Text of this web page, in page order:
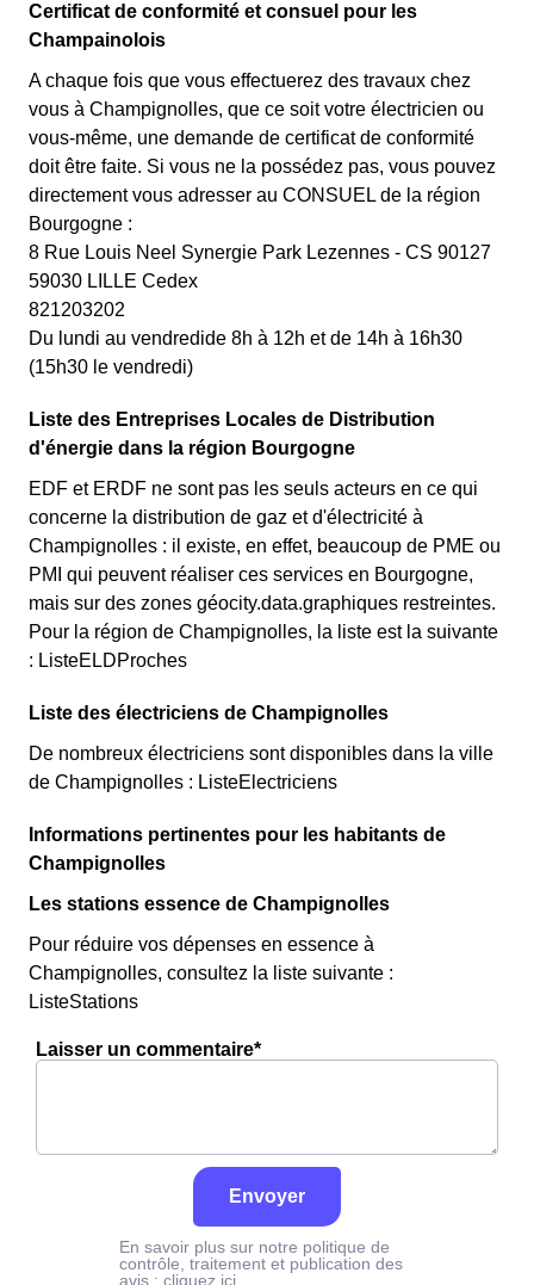
Certificat de conformité et consuel pour les
Champainolois
A chaque fois que vous effectuerez des travaux chez
vous à Champignolles, que ce soit votre électricien ou
vous-même, une demande de certificat de conformité
doit être faite. Si vous ne la possédez pas, vous pouvez
directement vous adresser au CONSUEL de la région
Bourgogne :
8 Rue Louis Neel Synergie Park Lezennes - CS 90127
59030 LILLE Cedex
821203202
Du lundi au vendredide 8h à 12h et de 14h à 16h30
(15h30 le vendredi)
Liste des Entreprises Locales de Distribution
d'énergie dans la région Bourgogne
EDF et ERDF ne sont pas les seuls acteurs en ce qui
concerne la distribution de gaz et d'électricité à
Champignolles : il existe, en effet, beaucoup de PME ou
PMI qui peuvent réaliser ces services en Bourgogne,
mais sur des zones géocity.data.graphiques restreintes.
Pour la région de Champignolles, la liste est la suivante
: ListeELDProches
Liste des électriciens de Champignolles
De nombreux électriciens sont disponibles dans la ville
de Champignolles : ListeElectriciens
Informations pertinentes pour les habitants de
Champignolles
Les stations essence de Champignolles
Pour réduire vos dépenses en essence à
Champignolles, consultez la liste suivante :
ListeStations
Laisser un commentaire*
Envoyer
En savoir plus sur notre politique de
contrôle, traitement et publication des
avis : cliquez ici